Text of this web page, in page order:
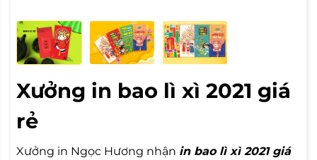
Xưởng in bao lì xì 2021 giá
rẻ
Xưởng in Ngọc Hương nhận in bao lì xì 2021 giá